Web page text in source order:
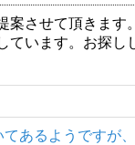
案させて頂きま
ています。お探
あるようですが